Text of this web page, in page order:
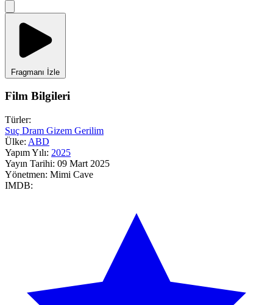
Fragmanı İzle
Film Bilgileri
Türler:
Suç Dram Gizem Gerilim
Ülke: ABD
Yapım Yılı: 2025
Yayın Tarihi: 09 Mart 2025
Yönetmen: Mimi Cave
IMDB: